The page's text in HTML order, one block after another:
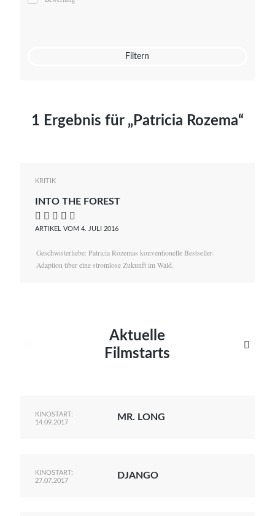
Mato von Vogelstein
Filtern
1 Ergebnis für „Patricia Rozema“
KRITIK
INTO THE FOREST
    
ARTIKEL VOM 4. JULI 2016
Geschwisterliebe: Patricia Rozemas konventionelle Bestseller-
Adaption über eine stromlose Zukunft im Wald.
Aktuelle
Filmstarts

KINOSTART:
14.09.2017
MR. LONG
KINOSTART:
27.07.2017
DJANGO